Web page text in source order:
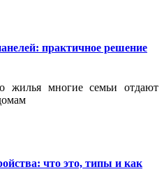
практичное решение
жилья многие семьи отдают
что это, типы и как